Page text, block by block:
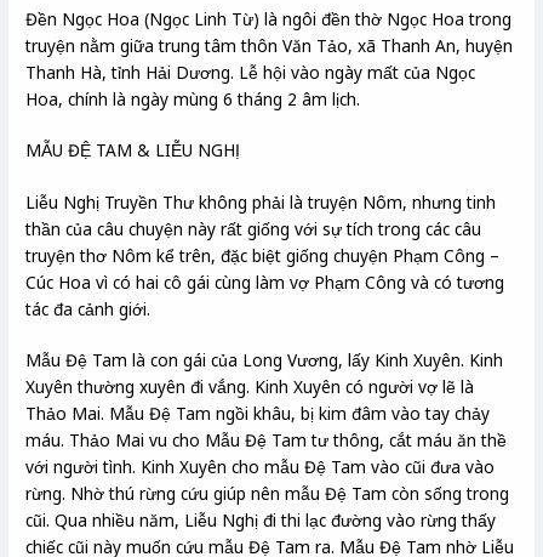
Đền Ngọc Hoa (Ngọc Linh Từ) là ngôi đền thờ Ngọc Hoa trong
truyện nằm giữa trung tâm thôn Văn Tảo, xã Thanh An, huyện
Thanh Hà, tỉnh Hải Dương. Lễ hội vào ngày mất của Ngọc
Hoa, chính là ngày mùng 6 tháng 2 âm lịch.
MẪU ĐỆ TAM & LIỄU NGHỊ
Liễu Nghị Truyền Thư không phải là truyện Nôm, nhưng tinh
thần của câu chuyện này rất giống với sự tích trong các câu
truyện thơ Nôm kể trên, đặc biệt giống chuyện Phạm Công –
Cúc Hoa vì có hai cô gái cùng làm vợ Phạm Công và có tương
tác đa cảnh giới.
Mẫu Đệ Tam là con gái của Long Vương, lấy Kinh Xuyên. Kinh
Xuyên thường xuyên đi vắng. Kinh Xuyên có người vợ lẽ là
Thảo Mai. Mẫu Đệ Tam ngồi khâu, bị kim đâm vào tay chảy
máu. Thảo Mai vu cho Mẫu Đệ Tam tư thông, cắt máu ăn thề
với người tình. Kinh Xuyên cho mẫu Đệ Tam vào cũi đưa vào
rừng. Nhờ thú rừng cứu giúp nên mẫu Đệ Tam còn sống trong
cũi. Qua nhiều năm, Liễu Nghị đi thi lạc đường vào rừng thấy
chiếc cũi này muốn cứu mẫu Đệ Tam ra. Mẫu Đệ Tam nhờ Liễu